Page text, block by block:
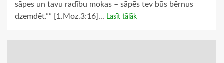
sāpes un tavu radību mokas – sāpēs tev būs bērnus
dzemdēt.”” [1.Moz.3:16]... Lasīt tālāk